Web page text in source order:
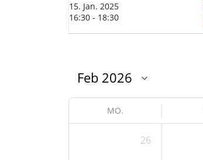
15. Jan. 2025
16:30 - 18:30
MO.
26